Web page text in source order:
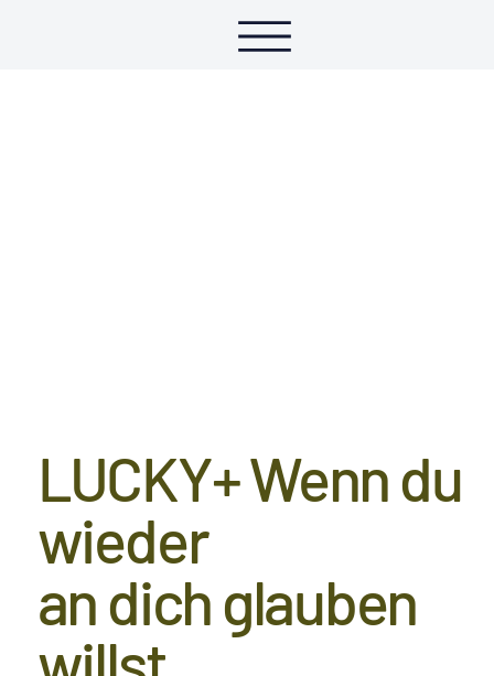
LUCKY+ Wenn du
wieder
an dich glauben